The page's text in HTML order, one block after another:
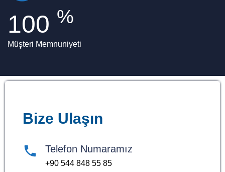
100 %
Müşteri Memnuniyeti
Bize Ulaşın
Telefon Numaramız
+90 544 848 55 85